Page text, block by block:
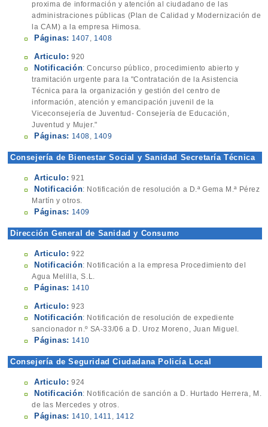
proxima de información y atención al ciudadano de las
administraciones públicas (Plan de Calidad y Modernización de
la CAM) a la empresa Himosa.
Páginas: 1407 , 1408
Articulo: 920
Notificación: Concurso público, procedimiento abierto y
tramitación urgente para la "Contratación de la Asistencia
Técnica para la organización y gestión del centro de
información, atención y emancipación juvenil de la
Viceconsejería de Juventud- Consejería de Educación,
Juventud y Mujer."
Páginas: 1408, 1409
Consejería de Bienestar Social y Sanidad Secretaría Técnica
Articulo: 921
Notificación: Notificación de resolución a D.ª Gema M.ª Pérez
Martín y otros.
Páginas: 1409
Dirección General de Sanidad y Consumo
Articulo: 922
Notificación: Notificación a la empresa Procedimiento del
Agua Melilla, S.L.
Páginas: 1410
Articulo: 923
Notificación: Notificación de resolución de expediente
sancionador n.º SA-33/06 a D. Uroz Moreno, Juan Miguel.
Páginas: 1410
Consejería de Seguridad Ciudadana Policía Local
Articulo: 924
Notificación: Notificación de sanción a D. Hurtado Herrera, M.
de las Mercedes y otros.
Páginas: 1410, 1411 , 1412